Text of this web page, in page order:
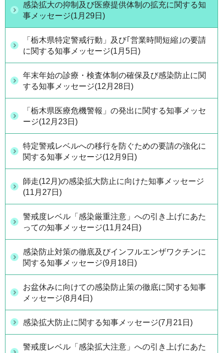
感染拡大の抑制及び医療提供体制の拡充に関する知
事メッセージ(1月29日)
「栃木県特定警戒行動」及び｢営業時間短縮｣の要請
に関する知事メッセージ(1月5日)
年末年始の診療・検査体制の確保及び感染防止に関
する知事メッセージ(12月28日)
「栃木県医療危機警報」の発出に関する知事メッセ
ージ(12月23日)
特定警戒レベルへの移行を防ぐための要請の強化に
関する知事メッセージ(12月9日)
師走(12月)の感染拡大防止に向けた知事メッセージ
(11月27日)
警戒度レベル「感染厳重注意」への引き上げにあた
っての知事メッセージ(11月24日)
感染防止対策の徹底及びインフルエンザワクチンに
関する知事メッセージ(9月18日)
お盆休みに向けての感染防止策の徹底に関する知事
メッセージ(8月4日)
感染拡大防止に関する知事メッセージ(7月21日)
警戒度レベル「感染拡大注意」への引き上げにあた